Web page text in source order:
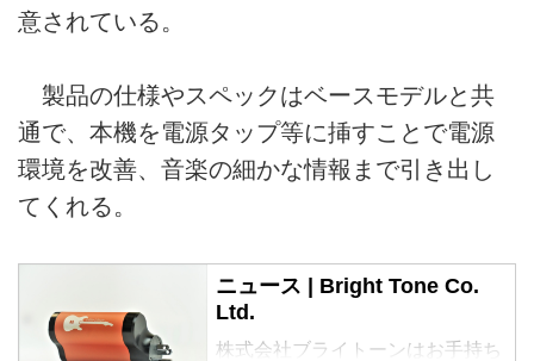
意されている。
製品の仕様やスペックはベースモデルと共
通で、本機を電源タップ等に挿すことで電源
環境を改善、音楽の細かな情報まで引き出し
てくれる。
ニュース | Bright Tone Co.
Ltd.
株式会社ブライトーンはお手持ち